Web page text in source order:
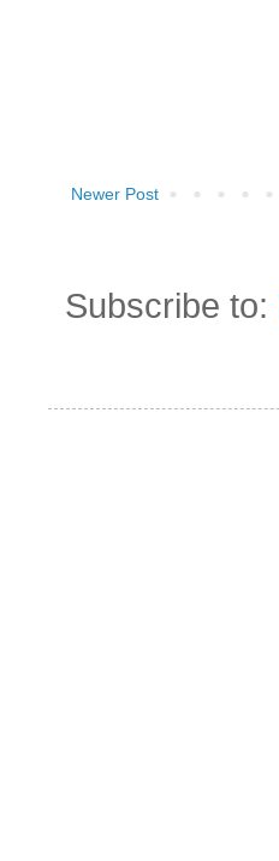
Newer Post
Subscribe to: